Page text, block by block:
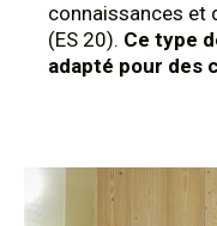
connaissances et
(ES 20). Ce type
adapté pour des